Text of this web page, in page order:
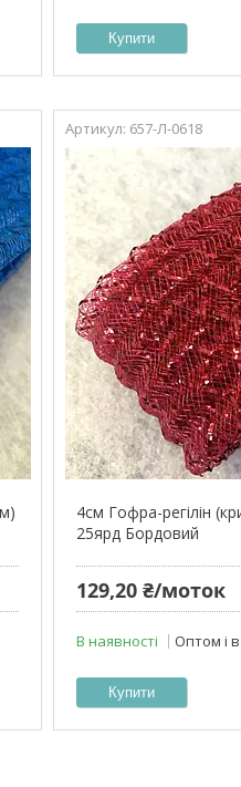
Купити
657-Л-0618
4см Гофра-регілін
25ярд Бордовий
129,20 ₴/моток
В наявності Оптом і
Купити